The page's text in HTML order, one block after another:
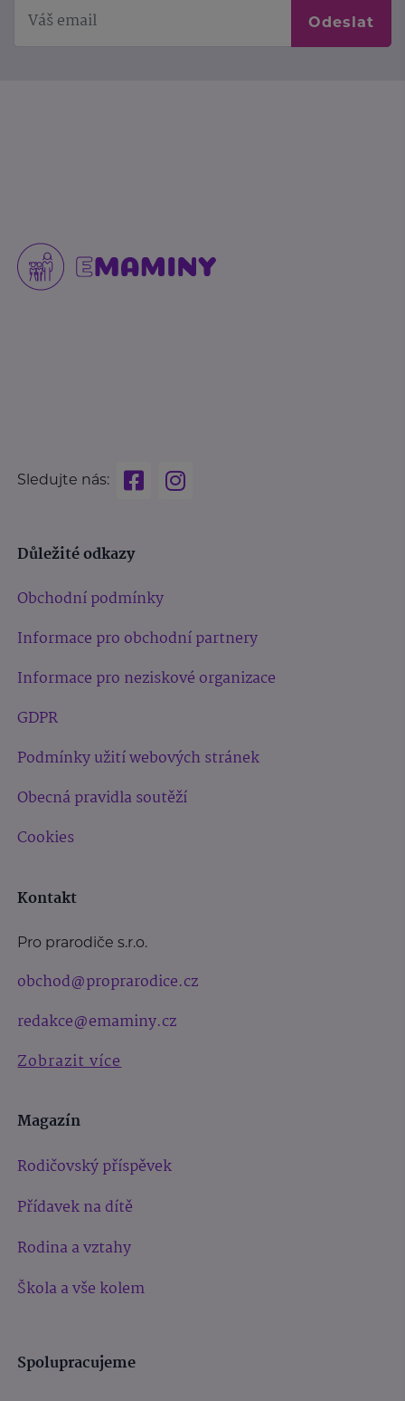
Odeslat
Sledujte nás:
Důležité odkazy
Obchodní podmínky
Informace pro obchodní partnery
Informace pro neziskové organizace
GDPR
Podmínky užití webových stránek
Obecná pravidla soutěží
Cookies
Kontakt
Pro prarodiče s.r.o.
obchod@proprarodice.cz
redakce@emaminy.cz
Zobrazit více
Magazín
Rodičovský příspěvek
Přídavek na dítě
Rodina a vztahy
Škola a vše kolem
Spolupracujeme